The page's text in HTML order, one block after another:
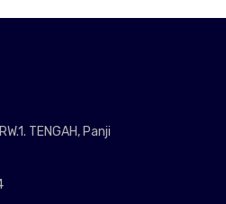
TENGAH, Panji